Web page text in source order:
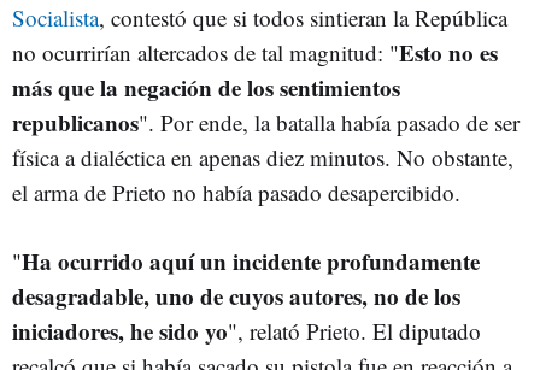
Socialista, contestó que si todos sintieran la República
no ocurrirían altercados de tal magnitud: "Esto no es
más que la negación de los sentimientos
republicanos". Por ende, la batalla había pasado de ser
física a dialéctica en apenas diez minutos. No obstante,
el arma de Prieto no había pasado desapercibido.
"Ha ocurrido aquí un incidente profundamente
desagradable, uno de cuyos autores, no de los
iniciadores, he sido yo", relató Prieto. El diputado